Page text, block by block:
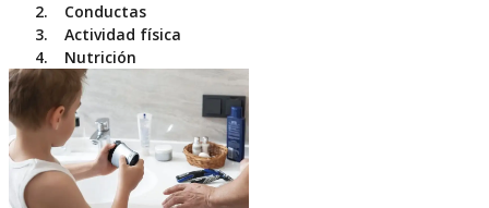
Conductas
Actividad física
Nutrición